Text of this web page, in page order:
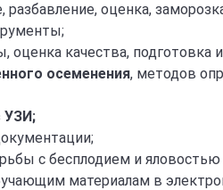
разбавление, оценка,
оценка качества, подготовка
осеменения, методов
УЗИ;
с бесплодием и яловостью
материалам в